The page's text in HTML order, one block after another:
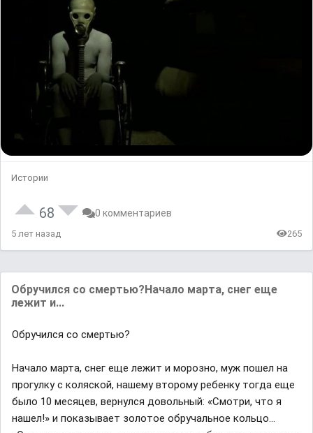
Истории
68 0 комментариев
5 лет назад 265
Обручился со смертью?Начало марта, снег еще
лежит и...
Обручился со смертью?
Начало марта, снег еще лежит и морозно, муж пошел на
прогулку с коляской, нашему второму ребенку тогда еще
было 10 месяцев, вернулся довольный: «Смотри, что я
нашел!» и показывает золотое обручальное кольцо…